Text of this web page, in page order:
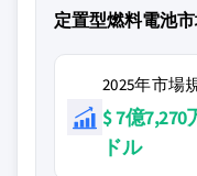
定置型燃料電池
2025年市場
$ 7億7,270
ドル